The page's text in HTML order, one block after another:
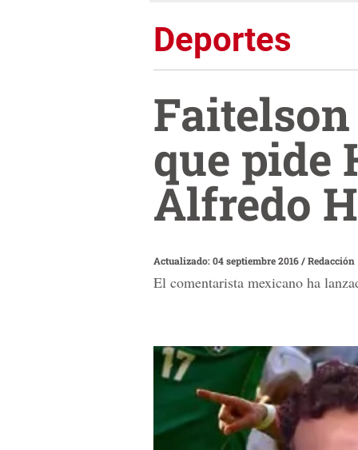
Deportes
que pide
Alfredo
Actualizado: 04 septiembre 2016/Redacción
El comentarista mexicano ha